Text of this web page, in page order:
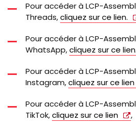
Pour accéder à LCP-
Threads,cliquez sur ce lien.
Pour accéder à LCP-
WhatsApp,cliquez sur ce lien.
Pour accéder à LCP-
Instagram,cliquez sur ce lien
Pour accéder à LCP-
TikTok,cliquez sur ce lien ,